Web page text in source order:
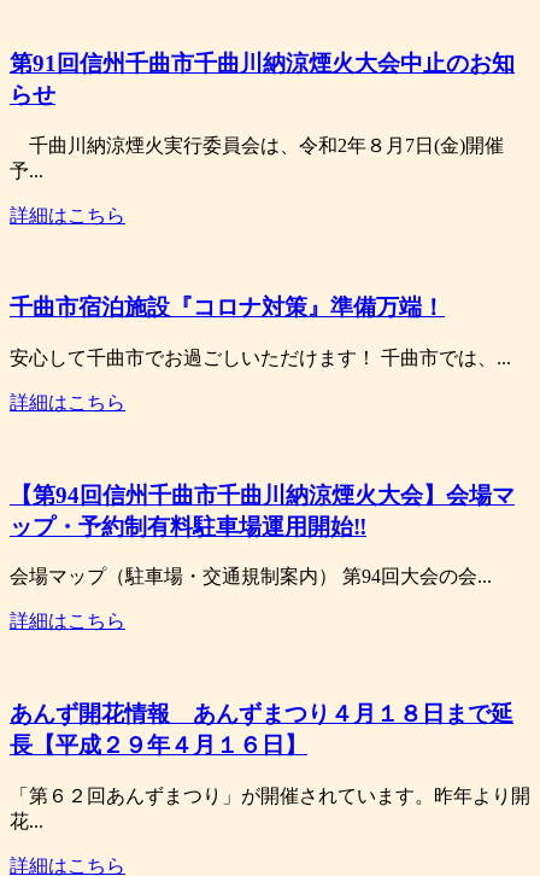
第91回信州千曲市千曲川納涼煙火大会中止のお知
らせ
千曲川納涼煙火実行委員会は、令和2年８月7日(金)開催
予...
詳細はこちら
千曲市宿泊施設『コロナ対策』準備万端！
安心して千曲市でお過ごしいただけます！ 千曲市では、...
詳細はこちら
【第94回信州千曲市千曲川納涼煙火大会】会場マ
ップ・予約制有料駐車場運用開始‼
会場マップ（駐車場・交通規制案内） 第94回大会の会...
詳細はこちら
あんず開花情報 あんずまつり４月１８日まで延
長【平成２９年４月１６日】
「第６２回あんずまつり」が開催されています。昨年より開
花...
詳細はこちら